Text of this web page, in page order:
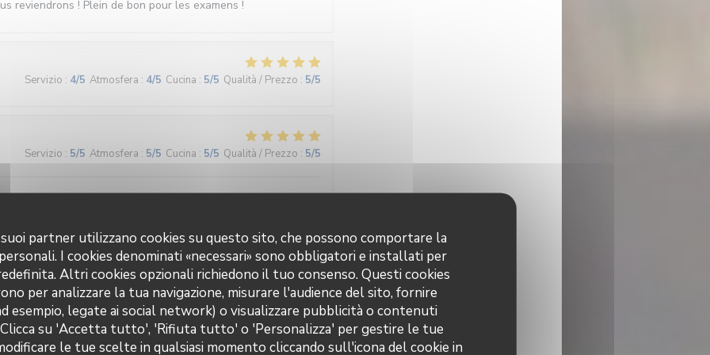
partner utilizzano cookies su questo sito, che possono comportare la
I cookies denominati «necessari» sono obbligatori e installati per
Altri cookies opzionali richiedono il tuo consenso. Questi cookies
per analizzare la tua navigazione, misurare l'audience del sito, fornire
esempio, legate ai social network) o visualizzare pubblicità o contenuti
su 'Accetta tutto', 'Rifiuta tutto' o 'Personalizza' per gestire le tue
le tue scelte in qualsiasi momento cliccando sull'icona del cookie in
reviendrons ! Plein de bon pour les examens !
Servizio : 4/5 Atmosfera : 4/5 Cucina : 5/5 Qualità / Prezzo : 5/5
Servizio : 5/5 Atmosfera : 5/5 Cucina : 5/5 Qualità / Prezzo : 5/5
Servizio:4/5 Atmosfera :4/5 Cucina : 4/5 Qualità / Prezzo :5/5
Servizio:2/5 Atmosfera : 2 /5 Cucina: 2/5 Qualità / Prezzo: 1/5